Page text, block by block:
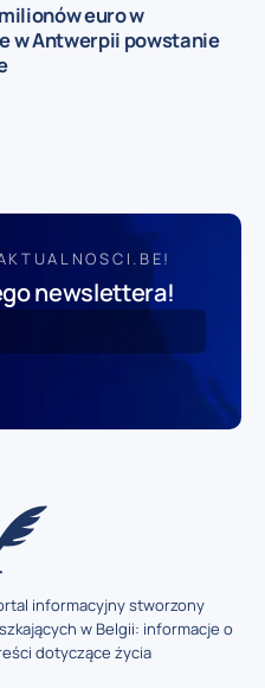
euro w
w Antwerpii powstanie
newslettera!
informacyjny stworzony
w Belgii: informacje o
dotyczące życia